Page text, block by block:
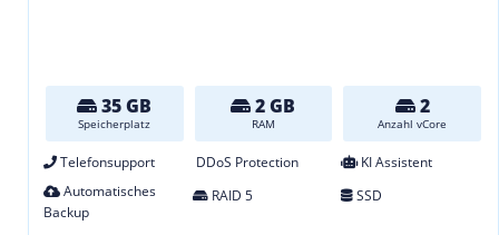
35 GB
Speicherplatz
2 GB
RAM
2
Anzahl vCore
Telefonsupport DDoS Protection
KI Assistent
Automatisches
Backup
RAID 5 SSD